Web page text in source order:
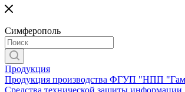
Симферополь
Продукция
Продукция производства ФГУП "НПП
Средства технической защиты информации